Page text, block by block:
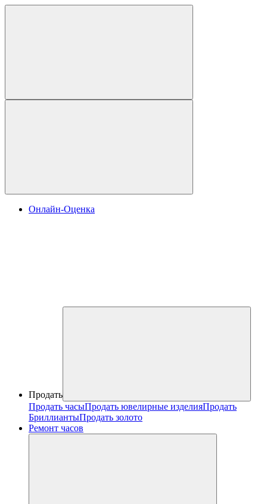
Онлайн-Оценка
Продать
Продать часыПродать ювелирные изделияПродать
БриллиантыПродать золото
Ремонт часов